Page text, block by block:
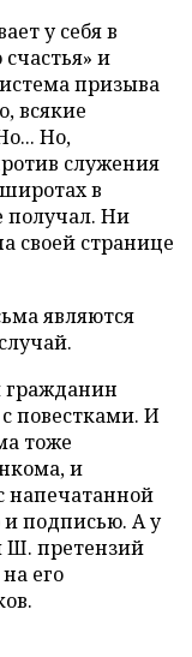
у себя в
и
призыва
всякие
Но,
служения
в
получал. Ни
своей странице
являются
гражданин
повестками. И
тоже
и
напечатанной
подписью. А у
Ш. претензий
его